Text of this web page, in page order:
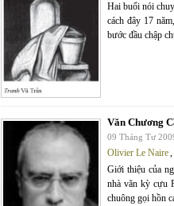
Hai buổi nói
cách đây 17
bước đầu chập
Văn Chương
09 Tháng Tư
Olivier Le Naire,
Giới thiệu của
nhà văn kỳ cựu
chuông gọi hồn